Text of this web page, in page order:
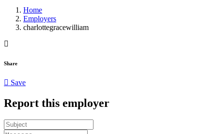
Home
Employers
charlottegracewilliam
Share
Save
Report this employer